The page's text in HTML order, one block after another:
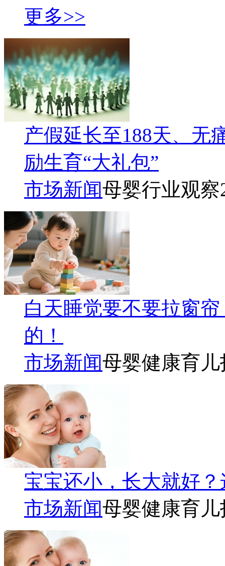
更多>>
产假延长至188天、无
励生育“大礼包”
市场新闻母婴行业观察
白天睡觉要不要拉窗
的！
市场新闻母婴健康育儿
宝宝还小，长大就好
市场新闻母婴健康育儿